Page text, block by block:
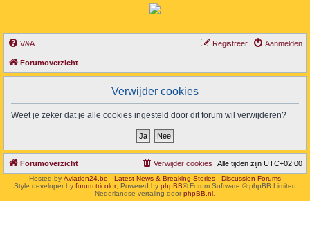
V&A Aanmelden
Registreer
Forumoverzicht
Verwijder cookies
Weet je zeker dat je alle cookies ingesteld door dit forum wil verwijderen?
Forumoverzicht Alle tijden zijn UTC+02:00
Verwijder cookies
Hosted by Aviation24.be - Latest News & Breaking Stories - Discussion Forums
Style developer by forum tricolor, Powered by phpBB® Forum Software © phpBB Limited
Nederlandse vertaling doorphpBB.nl